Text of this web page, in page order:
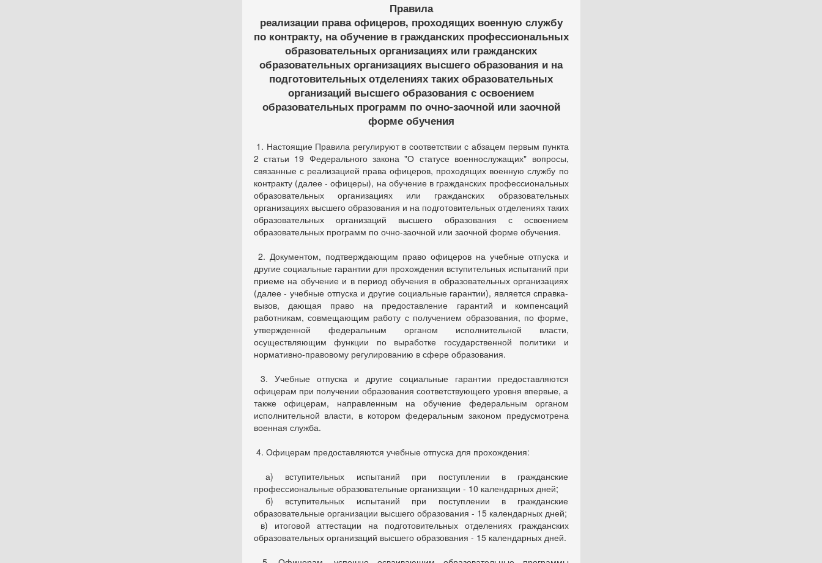
Правила
реализации права офицеров, проходящих военную службу
по контракту, на обучение в гражданских профессиональных
образовательных организациях или гражданских
образовательных организациях высшего образования и на
подготовительных отделениях таких образовательных
организаций высшего образования с освоением
образовательных программ по очно-заочной или заочной
форме обучения
1. Настоящие Правила регулируют в соответствии с абзацем первым пункта
2 статьи 19 Федерального закона "О статусе военнослужащих" вопросы,
связанные с реализацией права офицеров, проходящих военную службу по
контракту (далее - офицеры), на обучение в гражданских профессиональных
образовательных организациях или гражданских образовательных
организациях высшего образования и на подготовительных отделениях таких
образовательных организаций высшего образования с освоением
образовательных программ по очно-заочной или заочной форме обучения.
2. Документом, подтверждающим право офицеров на учебные отпуска и
другие социальные гарантии для прохождения вступительных испытаний при
приеме на обучение и в период обучения в образовательных организациях
(далее - учебные отпуска и другие социальные гарантии), является справка-
вызов, дающая право на предоставление гарантий и компенсаций
работникам, совмещающим работу с получением образования, по форме,
утвержденной федеральным органом исполнительной власти,
осуществляющим функции по выработке государственной политики и
нормативно-правовому регулированию в сфере образования.
3. Учебные отпуска и другие социальные гарантии предоставляются
офицерам при получении образования соответствующего уровня впервые, а
также офицерам, направленным на обучение федеральным органом
исполнительной власти, в котором федеральным законом предусмотрена
военная служба.
4. Офицерам предоставляются учебные отпуска для прохождения:
а) вступительных испытаний при поступлении в гражданские
профессиональные образовательные организации - 10 календарных дней;
б) вступительных испытаний при поступлении в гражданские
образовательные организации высшего образования - 15 календарных дней;
в) итоговой аттестации на подготовительных отделениях гражданских
образовательных организаций высшего образования - 15 календарных дней.